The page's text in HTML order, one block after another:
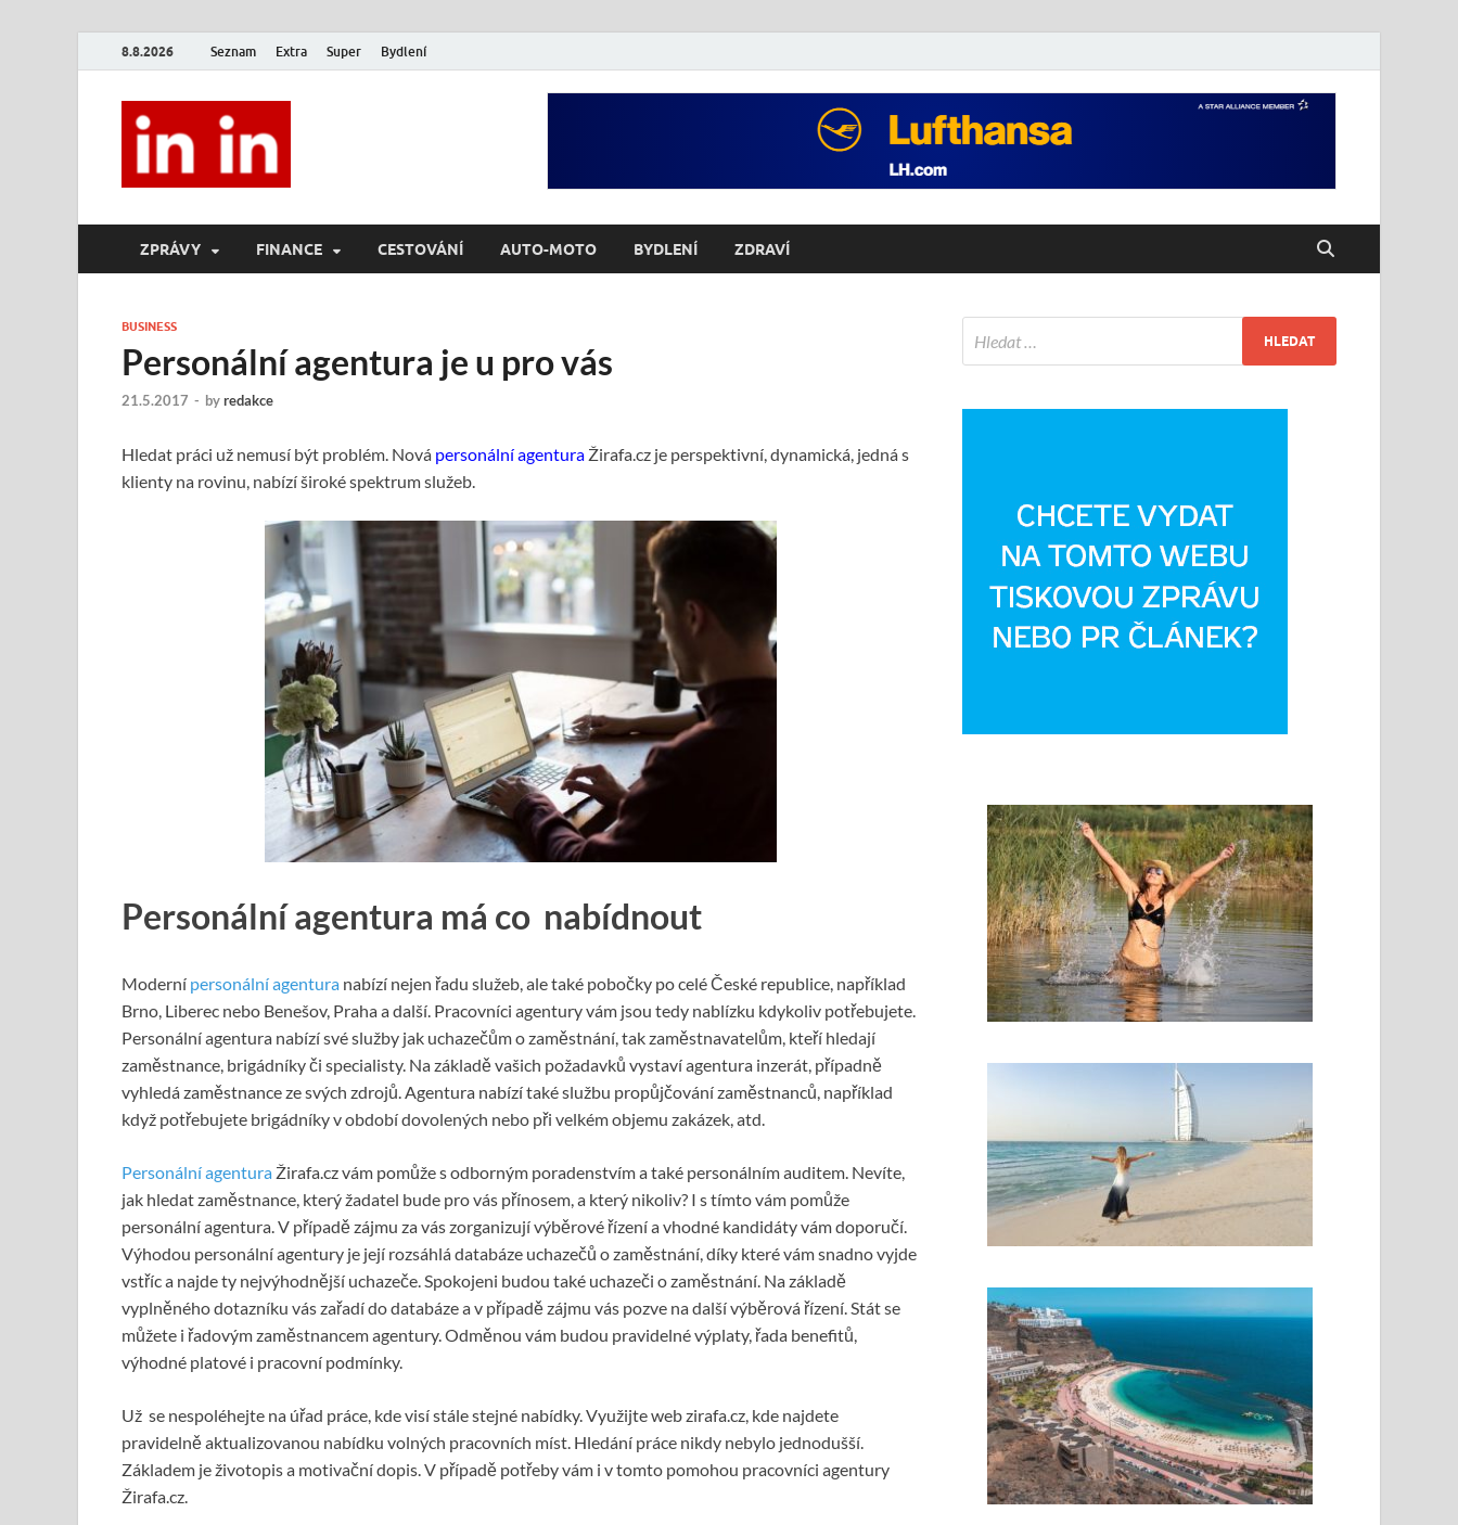
8.8.2026 Seznam Extra Super Bydlení
ZPRÁVY FINANCE CESTOVÁNÍ AUTO-MOTO BYDLENÍ ZDRAVÍ
BUSINESS
Personální agentura je u pro vás
21.5.2017 - byredakce
Hledat práci už nemusí být problém. Nová personální agentura Žirafa.cz je perspektivní, dynamická, jedná s
klienty na rovinu, nabízí široké spektrum služeb.
Personální agentura má co nabídnout
Moderní personální agentura nabízí nejen řadu služeb, ale také pobočky po celé České republice, například
Brno, Liberec nebo Benešov, Praha a další. Pracovníci agentury vám jsou tedy nablízku kdykoliv potřebujete.
Personální agentura nabízí své služby jak uchazečům o zaměstnání, tak zaměstnavatelům, kteří hledají
zaměstnance, brigádníky či specialisty. Na základě vašich požadavků vystaví agentura inzerát, případně
vyhledá zaměstnance ze svých zdrojů. Agentura nabízí také službu propůjčování zaměstnanců, například
když potřebujete brigádníky v období dovolených nebo při velkém objemu zakázek, atd.
Personální agentura Žirafa.cz vám pomůže s odborným poradenstvím a také personálním auditem. Nevíte,
jak hledat zaměstnance, který žadatel bude pro vás přínosem, a který nikoliv? I s tímto vám pomůže
personální agentura. V případě zájmu za vás zorganizují výběrové řízení a vhodné kandidáty vám doporučí.
Výhodou personální agentury je její rozsáhlá databáze uchazečů o zaměstnání, díky které vám snadno vyjde
vstříc a najde ty nejvýhodnější uchazeče. Spokojeni budou také uchazeči o zaměstnání. Na základě
vyplněného dotazníku vás zařadí do databáze a v případě zájmu vás pozve na další výběrová řízení. Stát se
můžete i řadovým zaměstnancem agentury. Odměnou vám budou pravidelné výplaty, řada benefitů,
výhodné platové i pracovní podmínky.
Už se nespoléhejte na úřad práce, kde visí stále stejné nabídky. Využijte web zirafa.cz, kde najdete
pravidelně aktualizovanou nabídku volných pracovních míst. Hledání práce nikdy nebylo jednodušší.
Základem je životopis a motivační dopis. V případě potřeby vám i v tomto pomohou pracovníci agentury
Žirafa.cz.